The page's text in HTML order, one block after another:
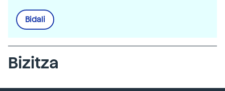
Bidali
Bizitza